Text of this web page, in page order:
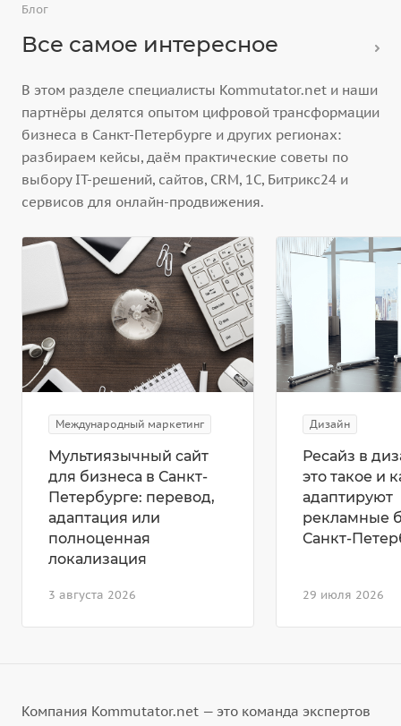
Блог
Все самое интересное
В этом разделе специалисты Kommutator.net и наши
партнёры делятся опытом цифровой трансформации
бизнеса в Санкт-Петербурге и других регионах:
разбираем кейсы, даём практические советы по
выбору IT-решений, сайтов, CRM, 1С, Битрикс24 и
сервисов для онлайн-продвижения.
Международный маркетинг
3 августа 2026
Мультиязычный сайт
для бизнеса в Санкт-
Петербурге: перевод,
адаптация или
полноценная
локализация
Дизайн
29 июля 2026
Ресайз в
это такое и
адаптируют
рекламные
Санкт-
Компания Kommutator.net — это команда экспертов